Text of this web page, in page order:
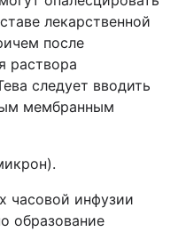
лекарственной
после
раствора
следует вводить
мембранным
часовой инфузии
образование